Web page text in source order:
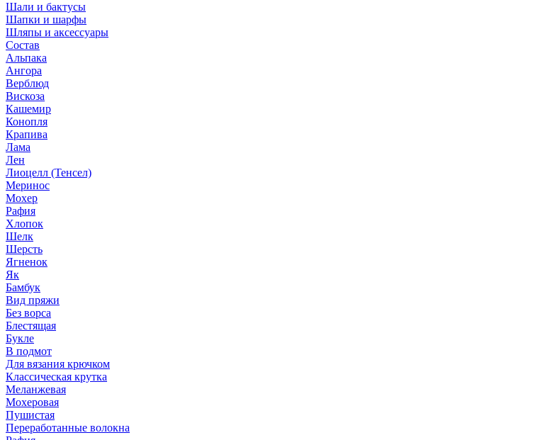
Шали и бактусы
Шапки и шарфы
Шляпы и аксессуары
Состав
Альпака
Ангора
Верблюд
Вискоза
Кашемир
Конопля
Крапива
Лама
Лен
Лиоцелл (Тенсел)
Меринос
Мохер
Рафия
Хлопок
Шелк
Шерсть
Ягненок
Як
Бамбук
Вид пряжи
Без ворса
Блестящая
Букле
В подмот
Для вязания крючком
Классическая крутка
Меланжевая
Мохеровая
Пушистая
Переработанные волокна